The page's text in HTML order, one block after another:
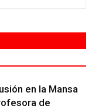
en la Mansa
de